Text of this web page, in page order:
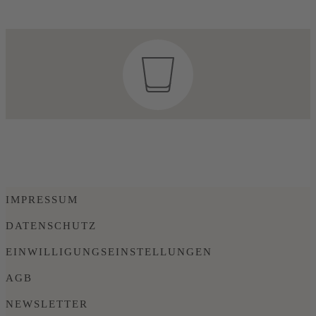
IMPRESSUM
DATENSCHUTZ
EINWILLIGUNGSEINSTELLUNGEN
AGB
NEWSLETTER